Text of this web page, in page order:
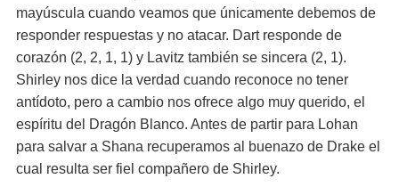
mayúscula cuando veamos que únicamente debemos de
responder respuestas y no atacar. Dart responde de
corazón (2, 2, 1, 1) y Lavitz también se sincera (2, 1).
Shirley nos dice la verdad cuando reconoce no tener
antídoto, pero a cambio nos ofrece algo muy querido, el
espíritu del Dragón Blanco. Antes de partir para Lohan
para salvar a Shana recuperamos al buenazo de Drake el
cual resulta ser fiel compañero de Shirley.